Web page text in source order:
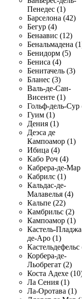
Пенедес (1)
Барселона (42)
Бегур (4)
Бенаавис (12)
Бенальмадена
Бенидорм (5)
Бениса (4)
Бенитачель (3)
Бланес (3)
Валь-де-Сан-
Висенте (1)
Гольф-дель-Сур
Гуим (1)
Дения (1)
Деэса де
Кампоамор (1)
Ибица (4)
Кабо Роч (4)
Кабрера-де-Мар
Кабрилс (1)
Кальдас-де-
Малавелья (4)
Кальпе (22)
Камбрильс (2)
Кампоамор (1)
Кастель-
де-Аро (1)
Кастельдефельс
Корбера-де-
Льобрегат (2)
Коста Адехе
Ла Сения (1)
Ла-Оротава (1)